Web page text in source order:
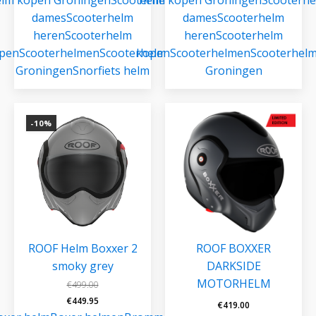
damesScooterhelm
herenScooterhelm
ScooterhelmenScooterhelmen
GroningenSnorfiets helm
damesScooterhelm
herenScooterhelm
kopenScooterhelmen
Groningen
-10%
ROOF Helm Boxxer 2
smoky grey
€499.00
Oorspronkelijke
€449.95Huidige
ROOF BOXXER
DARKSIDE
MOTORHELM
€419.00